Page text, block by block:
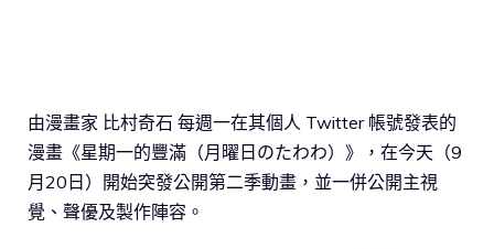
由漫畫家 比村奇石 每週一在其個人 Twitter 帳號發表的
漫畫《星期一的豐滿（月曜日のたわわ）》，在今天（9
月20日）開始突發公開第二季動畫，並一併公開主視
覺、聲優及製作陣容。